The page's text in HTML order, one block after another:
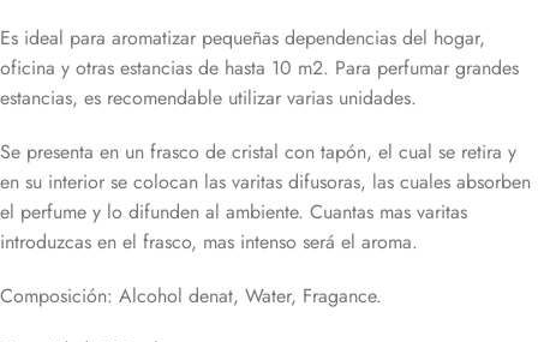
Es ideal para aromatizar pequeñas dependencias del hogar,
oficina y otras estancias de hasta 10 m2. Para perfumar grandes
estancias, es recomendable utilizar varias unidades.
Se presenta en un frasco de cristal con tapón, el cual se retira y
en su interior se colocan las varitas difusoras, las cuales absorben
el perfume y lo difunden al ambiente. Cuantas mas varitas
introduzcas en el frasco, mas intenso será el aroma.
Composición: Alcohol denat, Water, Fragance.